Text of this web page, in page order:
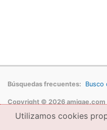
Búsquedas frecuentes: Busco
Copyright © 2026 amigae.com
Utilizamos cookies